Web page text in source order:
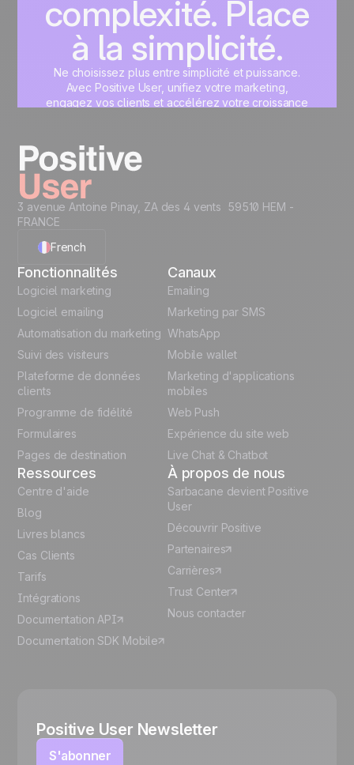
complexité. Place
à la simplicité.
Ne choisissez plus entre simplicité et puissance.
Avec Positive User, unifiez votre marketing,
engagez vos clients et accélérez votre croissance
Commencez maintenant
3 avenue Antoine Pinay, ZA des 4 vents 59510 HEM -
FRANCE
French
English
German
Italian
Fonctionnalités
Logiciel marketing
Logiciel emailing
Automatisation du marketing
Suivi des visiteurs
Plateforme de données
clients
Programme de fidélité
Formulaires
Pages de destination
Canaux
Emailing
Marketing par SMS
WhatsApp
Mobile wallet
Marketing d'applications
mobiles
Web Push
Expérience du site web
Live Chat & Chatbot
Ressources
Centre d'aide
Blog
Livres blancs
Cas Clients
Tarifs
Intégrations
Documentation API
Documentation SDK Mobile
À propos de nous
Sarbacane devient Positive
User
Découvrir Positive
Partenaires
Carrières
Trust Center
Nous contacter
Positive User Newsletter
S'abonner